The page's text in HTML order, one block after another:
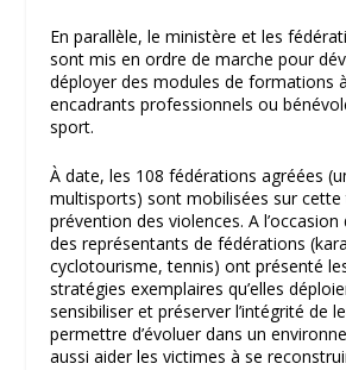
En parallèle, le ministère et les
sont mis en ordre de marche pour
déployer des modules de formations
encadrants professionnels ou
sport.
À date, les 108 fédérations agréées
multisports) sont mobilisées sur
prévention des violences. A
des représentants de fédérations
cyclotourisme, tennis) ont présenté
stratégies exemplaires qu’elles
sensibiliser et préserver l’intégrité de
permettre d’évoluer dans un
aussi aider les victimes à se